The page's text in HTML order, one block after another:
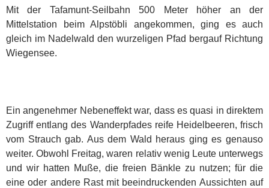
Mit der Tafamunt-Seilbahn 500 Meter höher an der
Mittelstation beim Alpstöbli angekommen, ging es auch
gleich im Nadelwald den wurzeligen Pfad bergauf Richtung
Wiegensee.
Ein angenehmer Nebeneffekt war, dass es quasi in direktem
Zugriff entlang des Wanderpfades reife Heidelbeeren, frisch
vom Strauch gab. Aus dem Wald heraus ging es genauso
weiter. Obwohl Freitag, waren relativ wenig Leute unterwegs
und wir hatten Muße, die freien Bänkle zu nutzen; für die
eine oder andere Rast mit beeindruckenden Aussichten auf